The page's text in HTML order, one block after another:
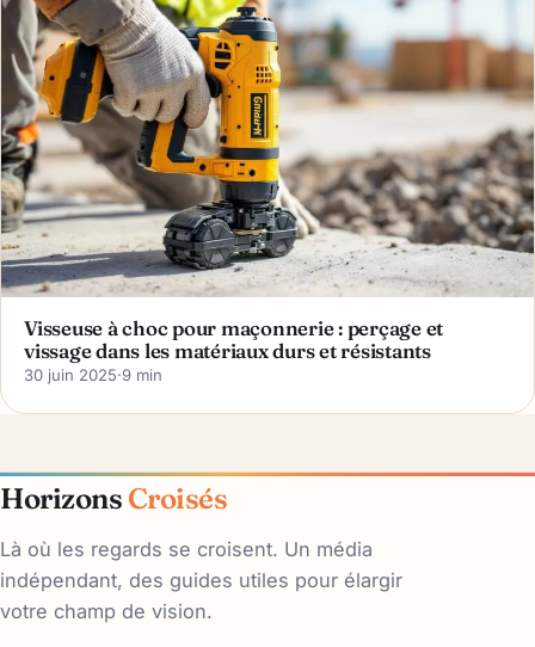
Visseuse à choc pour maçonnerie : perçage et
vissage dans les matériaux durs et résistants
30 juin 2025·9 min
Horizons Croisés
Là où les regards se croisent. Un média
indépendant, des guides utiles pour élargir
votre champ de vision.